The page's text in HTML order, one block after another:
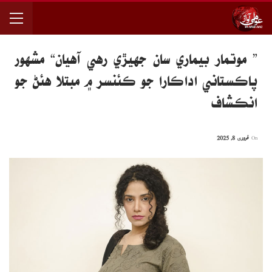
” موتمار بيماري سان جهيڙي رهي آهيان“ مشهور
پاڪستاني اداڪارا جو ڪئنسر ۾ مبتلا هئڻ جو
انڪشاف
فروری 8, 2025